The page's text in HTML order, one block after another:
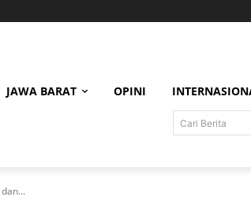
JAWA BARAT OPINI
Cari Berita